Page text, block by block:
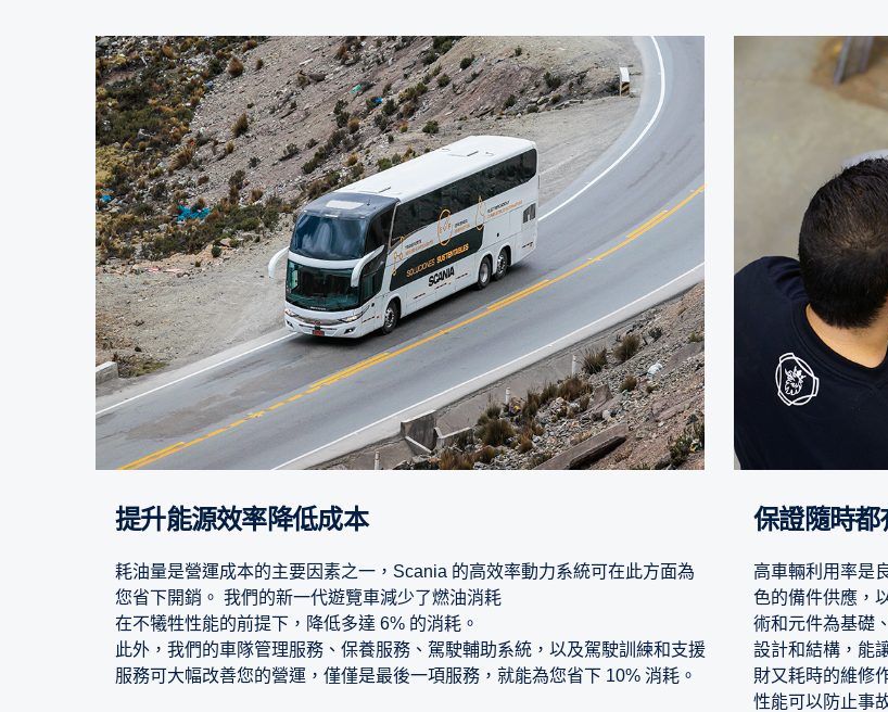
提升能源效率降低成本
耗油量是營運成本的主要因素之一，Scania 的高效率動力系統可在此方面為
您省下開銷。 我們的新一代遊覽車減少了燃油消耗
在不犧牲性能的前提下，降低多達 6% 的消耗。
此外，我們的車隊管理服務、保養服務、駕駛輔助系統，以及駕駛訓練和支援
服務可大幅改善您的營運，僅僅是最後一項服務，就能為您省下 10% 消耗。
保證隨時
高車輛利用率是
色的備件供應，
術和元件為基礎
設計和結構，能
財又耗時的維修
性能可以防止事